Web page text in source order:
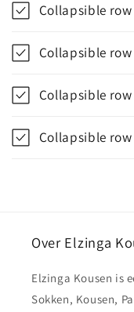
Collapsible row
Collapsible row
Collapsible row
Collapsible row
Over Elzinga
Elzinga Kousen is
Sokken, Kousen,